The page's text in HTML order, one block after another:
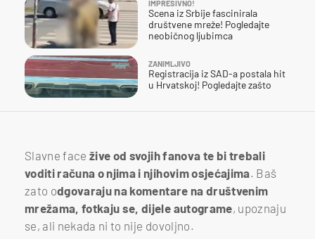
IMPRESIVNO!
Scena iz Srbije fascinirala
društvene mreže! Pogledajte
neobičnog ljubimca
ZANIMLJIVO
Registracija iz SAD-a postala hit
u Hrvatskoj! Pogledajte zašto
Slavne facežive od svojih fanova te bi trebali
voditi računa o njima i njihovim osjećajima. Baš
zato odgovaraju na komentare na društvenim
mrežama, fotkaju se, dijele autograme, upoznaju
se, ali nekada ni to nije dovoljno.